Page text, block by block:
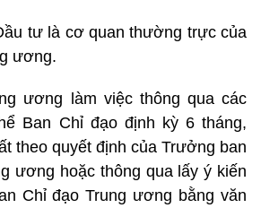
tư là cơ quan thường trực của
ương.
ương làm việc thông qua các
Ban Chỉ đạo định kỳ 6 tháng,
theo quyết định của Trưởng ban
ương hoặc thông qua lấy ý kiến
Chỉ đạo Trung ương bằng văn